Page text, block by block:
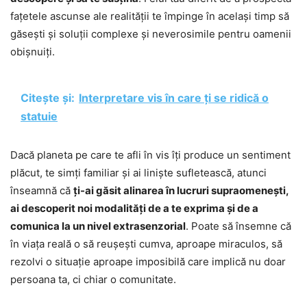
fațetele ascunse ale realității te împinge în același timp să
găsești și soluții complexe și neverosimile pentru oamenii
obișnuiți.
Citește și: Interpretare vis în care ți se ridică o
statuie
Dacă planeta pe care te afli în vis îți produce un sentiment
plăcut, te simți familiar și ai liniște sufletească, atunci
înseamnă că ți-ai găsit alinarea în lucruri supraomenești,
ai descoperit noi modalități de a te exprima și de a
comunica la un nivel extrasenzorial. Poate să însemne că
în viața reală o să reușești cumva, aproape miraculos, să
rezolvi o situație aproape imposibilă care implică nu doar
persoana ta, ci chiar o comunitate.